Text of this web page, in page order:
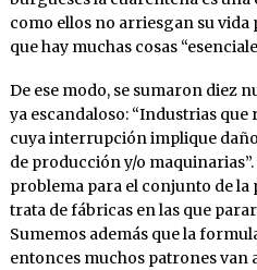
como ellos no arriesgan su vida
que hay muchas cosas
De ese modo, se sumaron diez
ya escandaloso: “Industrias
cuya interrupción implique
de producción y/o
problema para el conjunto de la
trata de fábricas en las que
Sumemos además que la
entonces muchos patrones van